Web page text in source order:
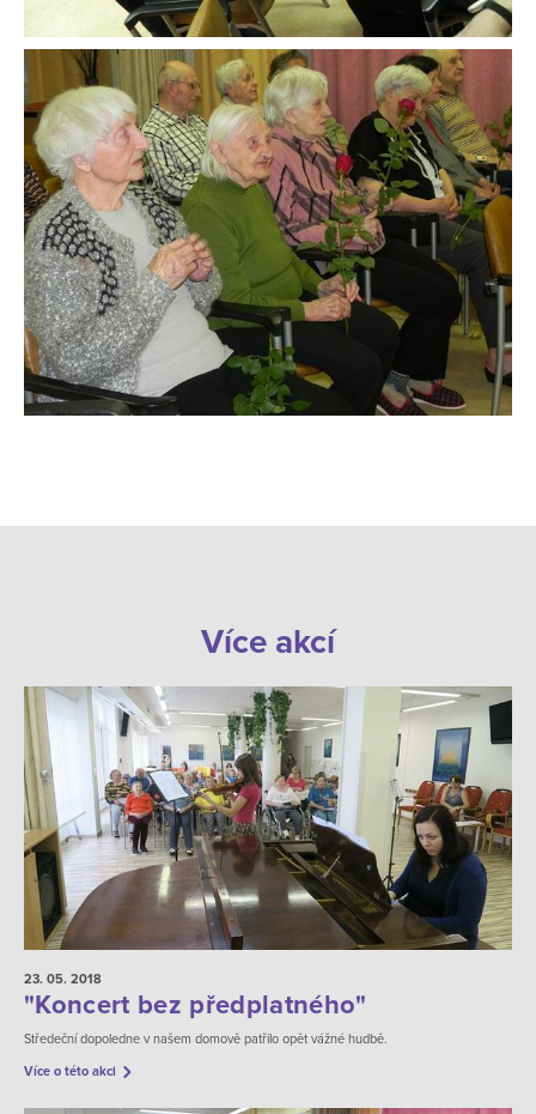
Více akcí
23. 05. 2018
"Koncert bez předplatného"
Středeční dopoledne v našem domově patřilo opět vážné hudbě.
Více o této akci